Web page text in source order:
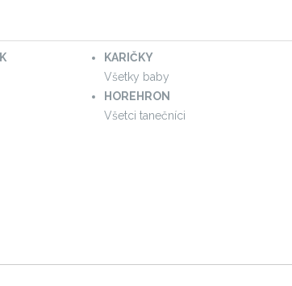
KARIČKY
Všetky baby
HOREHRON
Všetci tanečníci